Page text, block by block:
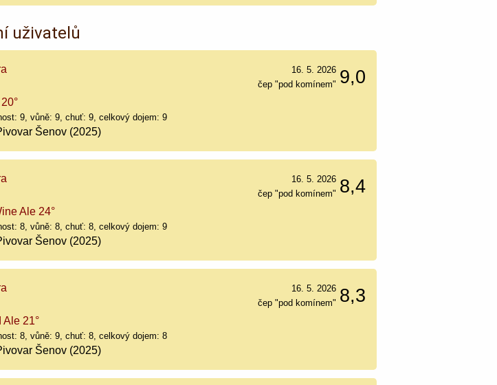
uživatelů
9,0
16. 5. 2026
čep "pod komínem"
9, vůně: 9, chuť: 9, celkový dojem: 9
Šenov (2025)
8,4
16. 5. 2026
čep "pod komínem"
Ale 24°
8, vůně: 8, chuť: 8, celkový dojem: 9
Šenov (2025)
8,3
16. 5. 2026
čep "pod komínem"
Ale 21°
8, vůně: 9, chuť: 8, celkový dojem: 8
Šenov (2025)